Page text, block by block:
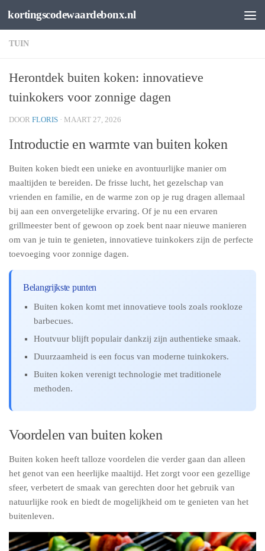
Spring naar de inhoud
kortingscodewaardebonx.nl
TUIN
Herontdek buiten koken: innovatieve
tuinkokers voor zonnige dagen
DOOR FLORIS · MAART 27, 2026
Introductie en warmte van buiten koken
Buiten koken biedt een unieke en avontuurlijke manier om
maaltijden te bereiden. De frisse lucht, het gezelschap van
vrienden en familie, en de warme zon op je rug dragen allemaal
bij aan een onvergetelijke ervaring. Of je nu een ervaren
grillmeester bent of gewoon op zoek bent naar nieuwe manieren
om van je tuin te genieten, innovatieve tuinkokers zijn de perfecte
toevoeging voor zonnige dagen.
Belangrijkste punten
Buiten koken komt met innovatieve tools zoals rookloze
barbecues.
Houtvuur blijft populair dankzij zijn authentieke smaak.
Duurzaamheid is een focus van moderne tuinkokers.
Buiten koken verenigt technologie met traditionele
methoden.
Voordelen van buiten koken
Buiten koken heeft talloze voordelen die verder gaan dan alleen
het genot van een heerlijke maaltijd. Het zorgt voor een gezellige
sfeer, verbetert de smaak van gerechten door het gebruik van
natuurlijke rook en biedt de mogelijkheid om te genieten van het
buitenleven.